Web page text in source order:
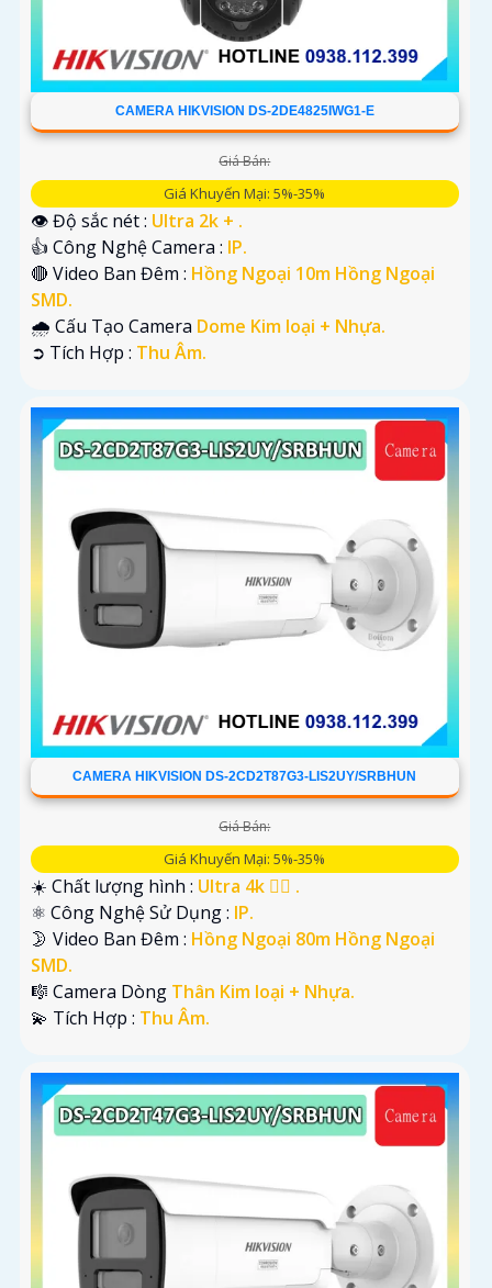
CAMERA HIKVISION DS-2DE4825IWG1-E
Giá Bán:
Giá Khuyến Mại: 5%-35%
👁 Độ sắc nét : Ultra 2k + .
👍 Công Nghệ Camera : IP.
🔴 Video Ban Đêm : Hồng Ngoại 10m Hồng Ngoại
SMD.
🌧️ Cấu Tạo Camera Dome Kim loại + Nhựa.
️➲ Tích Hợp : Thu Âm.
CAMERA HIKVISION DS-2CD2T87G3-LIS2UY/SRBHUN
Giá Bán:
Giá Khuyến Mại: 5%-35%
☀️ Chất lượng hình : Ultra 4k 👍🏾 .
⚛️ Công Nghệ Sử Dụng : IP.
🌛 Video Ban Đêm : Hồng Ngoại 80m Hồng Ngoại
SMD.
🎼️ Camera Dòng Thân Kim loại + Nhựa.
️💫 Tích Hợp : Thu Âm.